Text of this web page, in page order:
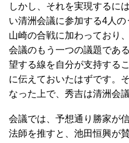
しかし、それを実現するに
い清洲会議に参加する4人
山崎の合戦に加わっており
会議のもう一つの議題であ
望する線を自分が支持する
に伝えておいたはずです。
なった上で、秀吉は清洲会
会議では、予想通り勝家が
法師を推すと、池田恒興が